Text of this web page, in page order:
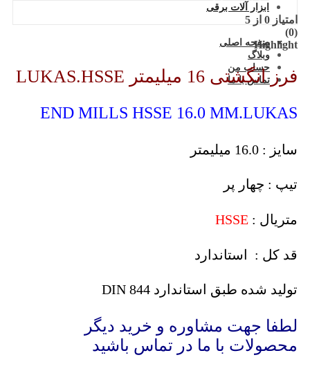
ابزار آلات برقی
صفحه اصلی
وبلاگ
حساب من
تماس با ما
امتیاز 0 از 5
(0)
Highlight
فرز انگشتی 16 میلیمتر LUKAS.HSSE
END MILLS HSSE 16.0 MM.LUKAS
سایز : 16.0 میلیمتر
تیپ : چهار پر
متریال : HSSE
قد کل : استاندارد
تولید شده طبق استاندارد DIN 844
لطفا جهت مشاوره و خرید دیگر
محصولات با ما در تماس باشید